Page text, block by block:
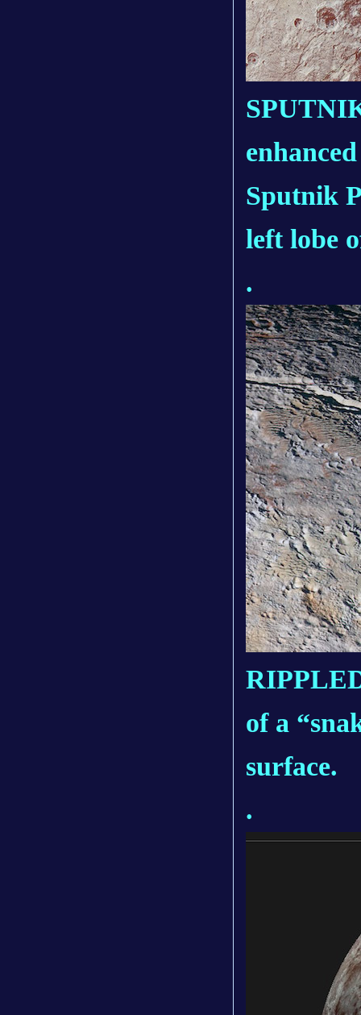
Sputnik
left lobe
.
of a
surface.
.